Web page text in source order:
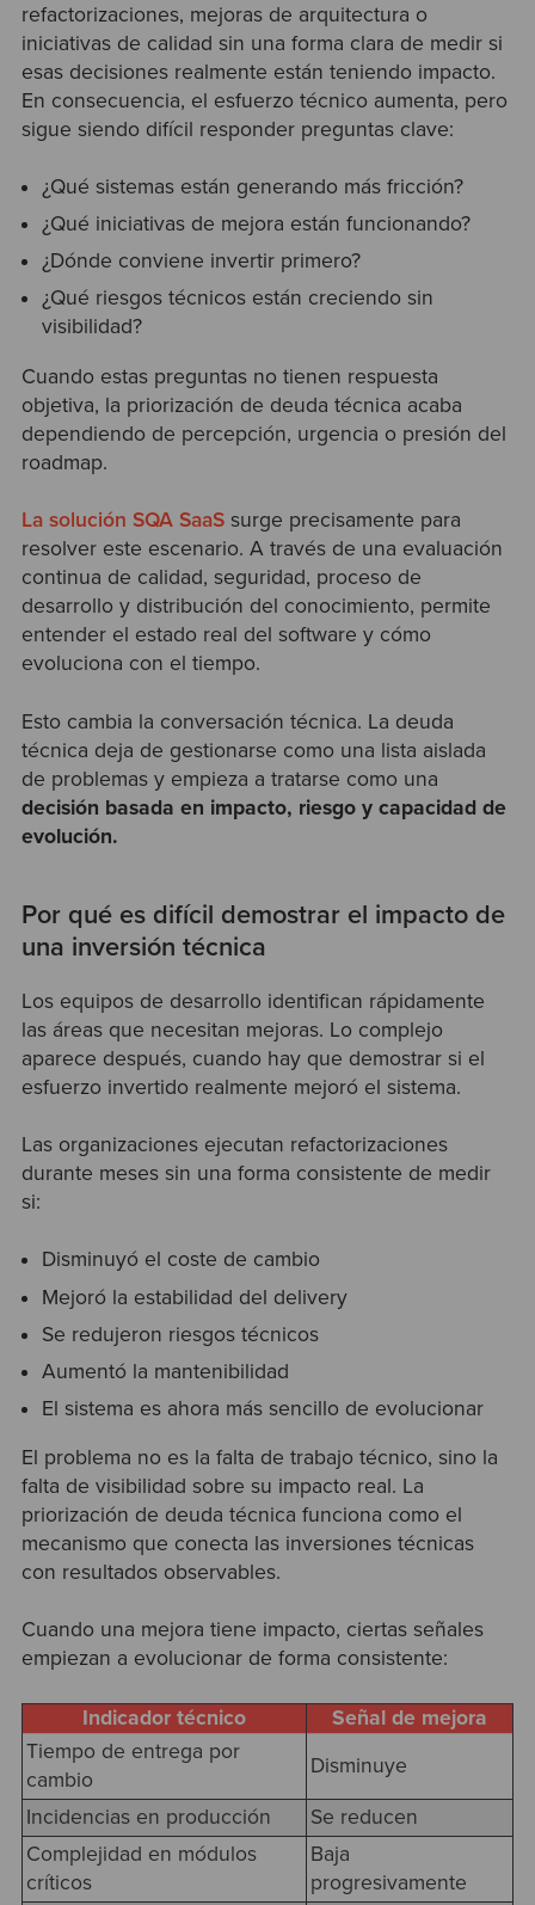
refactorizaciones, mejoras de arquitectura o
iniciativas de calidad sin una forma clara de medir si
esas decisiones realmente están teniendo impacto.
En consecuencia, el esfuerzo técnico aumenta, pero
sigue siendo difícil responder preguntas clave:
¿Qué sistemas están generando más fricción?
¿Qué iniciativas de mejora están funcionando?
¿Dónde conviene invertir primero?
¿Qué riesgos técnicos están creciendo sin
visibilidad?
Cuando estas preguntas no tienen respuesta
objetiva, la priorización de deuda técnica acaba
dependiendo de percepción, urgencia o presión del
roadmap.
La solución SQA SaaSsurge precisamente para
resolver este escenario. A través de una evaluación
continua de calidad, seguridad, proceso de
desarrollo y distribución del conocimiento, permite
entender el estado real del software y cómo
evoluciona con el tiempo.
Esto cambia la conversación técnica. La deuda
técnica deja de gestionarse como una lista aislada
de problemas y empieza a tratarse como una
decisión basada en impacto, riesgo y capacidad de
evolución.
Por qué es difícil demostrar el impacto de
una inversión técnica
Los equipos de desarrollo identifican rápidamente
las áreas que necesitan mejoras. Lo complejo
aparece después, cuando hay que demostrar si el
esfuerzo invertido realmente mejoró el sistema.
Las organizaciones ejecutan refactorizaciones
durante meses sin una forma consistente de medir
si:
Disminuyó el coste de cambio
Mejoró la estabilidad del delivery
Se redujeron riesgos técnicos
Aumentó la mantenibilidad
El sistema es ahora más sencillo de evolucionar
El problema no es la falta de trabajo técnico, sino la
falta de visibilidad sobre su impacto real. La
priorización de deuda técnica funciona como el
mecanismo que conecta las inversiones técnicas
con resultados observables.
Cuando una mejora tiene impacto, ciertas señales
empiezan a evolucionar de forma consistente:
Indicador técnico
Señal de mejora
Tiempo de entrega por
cambio
Disminuye
Incidencias en producción
Se reducen
Complejidad en módulos
críticos
Baja
progresivamente